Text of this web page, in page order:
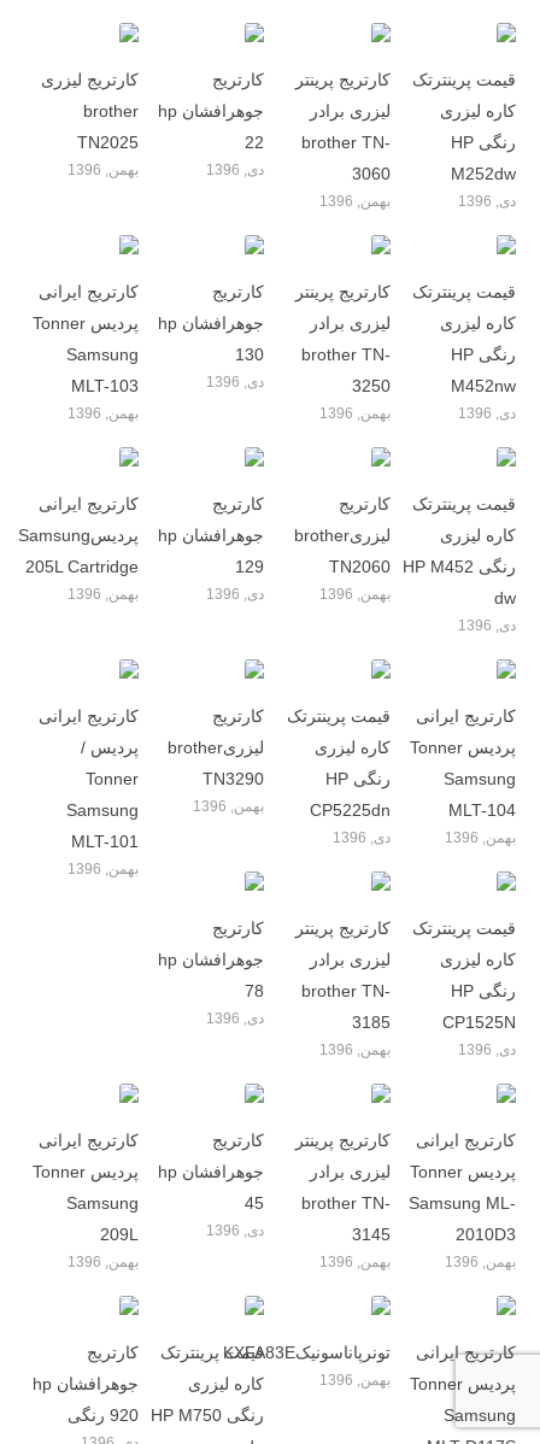
کارتریج لیزری
brother
TN2025
بهمن, 1396
کارتریج
جوهرافشان hp
22
دی, 1396
کارتریج پرینتر
لیزری برادر
brother TN-
3060
بهمن, 1396
قیمت پرینترتک
کاره لیزری
رنگی HP
M252dw
دی, 1396
کارتریج ایرانی
پردیس Tonner
Samsung
MLT-103
بهمن, 1396
کارتریج
جوهرافشان hp
130
دی, 1396
کارتریج پرینتر
لیزری برادر
brother TN-
3250
بهمن, 1396
قیمت پرینترتک
کاره لیزری
رنگی HP
M452nw
دی, 1396
کارتریج ایرانی
پردیسSamsung
205L Cartridge
بهمن, 1396
کارتریج
جوهرافشان hp
129
دی, 1396
کارتریج
لیزریbrother
TN2060
بهمن, 1396
قیمت پرینترتک
کاره لیزری
رنگی HP M452
dw
دی, 1396
کارتریج ایرانی
پردیس /
Tonner
Samsung
MLT-101
بهمن, 1396
کارتریج
لیزریbrother
TN3290
بهمن, 1396
قیمت پرینترتک
کاره لیزری
رنگی HP
CP5225dn
دی, 1396
کارتریج ایرانی
پردیس Tonner
Samsung
MLT-104
بهمن, 1396
کارتریج
جوهرافشان hp
78
دی, 1396
کارتریج پرینتر
لیزری برادر
brother TN-
3185
بهمن, 1396
قیمت پرینترتک
کاره لیزری
رنگی HP
CP1525N
دی, 1396
کارتریج ایرانی
پردیس Tonner
Samsung
209L
بهمن, 1396
کارتریج
جوهرافشان hp
45
دی, 1396
کارتریج پرینتر
لیزری برادر
brother TN-
3145
بهمن, 1396
کارتریج ایرانی
پردیس Tonner
Samsung ML-
2010D3
بهمن, 1396
کارتریج
جوهرافشان hp
920 رنگی
قیمت پرینترتک
کاره لیزری
رنگی HP M750
تونرپاناسونیکKXFA83E
بهمن, 1396
کارتریج ایرانی
پردیس Tonner
Samsung